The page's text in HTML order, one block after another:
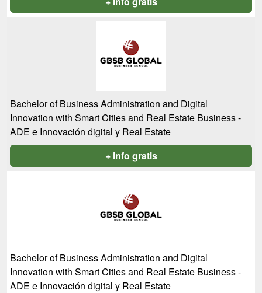
Bachelor of Business Administration and Digital
Innovation with Smart Cities and Real Estate Business -
ADE e Innovación digital y Real Estate
+ info gratis
Bachelor of Business Administration and Digital
Innovation with Smart Cities and Real Estate Business -
ADE e Innovación digital y Real Estate